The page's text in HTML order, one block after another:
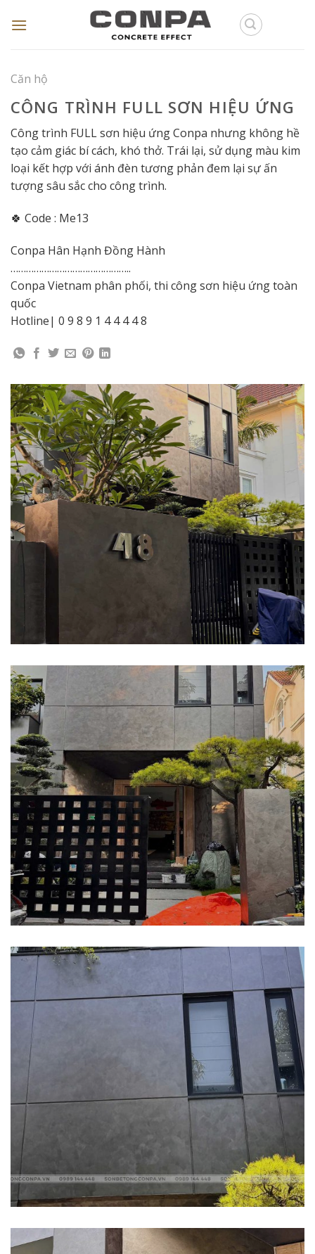
Căn hộ
CÔNG TRÌNH FULL SƠN HIỆU ỨNG
Công trình FULL sơn hiệu ứng Conpa nhưng không hề
tạo cảm giác bí cách, khó thở. Trái lại, sử dụng màu kim
loại kết hợp với ánh đèn tương phản đem lại sự ấn
tượng sâu sắc cho công trình.
🍀 Code : Me13
Conpa Hân Hạnh Đồng Hành
………………………………………..
Conpa Vietnam phân phối, thi công sơn hiệu ứng toàn
quốc
Hotline| 0 9 8 9 1 4 4 4 4 8